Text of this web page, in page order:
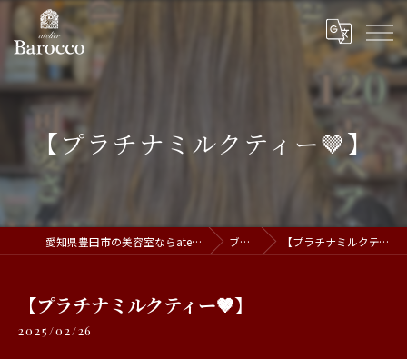
【プラチナミルクティー🤎】
愛知県豊田市の美容室ならatelier Barocco ブログ 【プラチナミルクティー🤎】
【プラチナミルクティー🤎】
2025/02/26